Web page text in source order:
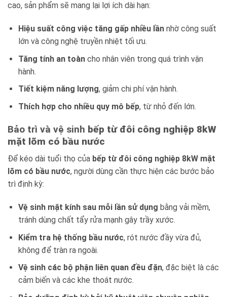
cao, sản phẩm sẽ mang lại lợi ích dài hạn:
Hiệu suất công việc tăng gấp nhiều lầnnhờ công suất
lớn và công nghệ truyền nhiệt tối ưu.
Tăng tính an toàncho nhân viên trong quá trình vận
hành.
Tiết kiệm năng lượng, giảm chi phí vận hành.
Thích hợp cho nhiều quy mô bếp, từ nhỏ đến lớn.
Bảo trì và vệ sinh bếp từ đôi công nghiệp 8kW
mặt lõm có bầu nước
Để kéo dài tuổi thọ của bếp từ đôi công nghiệp 8kW mặt
lõm có bầu nước, người dùng cần thực hiện các bước bảo
trì định kỳ:
Vệ sinh mặt kính sau mỗi lần sử dụng bằng vải mềm,
tránh dùng chất tẩy rửa mạnh gây trầy xước.
Kiểm tra hệ thống bầu nước, rót nước đầy vừa đủ,
không để tràn ra ngoài.
Vệ sinh các bộ phận liên quan đều đặn, đặc biệt là các
cảm biến và các khe thoát nước.